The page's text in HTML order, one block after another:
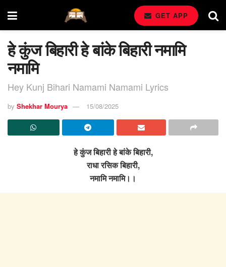
GET APP
हे कुंज बिहारी हे बांके बिहारी नमामि
नमामि
Hey Kunj Bihari Namami Namami Lyrics
by Shekhar Mourya 15/08/2025
हे कुंज बिहारी हे बांके बिहारी,
राधा रसिक बिहारी,
नमामि नमामि।।